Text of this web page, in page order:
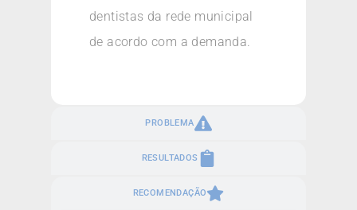
PROBLEMA
RESULTADOS
RECOMENDAÇÃO
dentistas da rede municipal
de acordo com a demanda.